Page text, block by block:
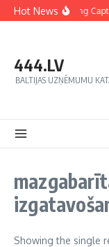
Hot NewsCrafting
444.LV
BALTIJAS UZŅĒMUMU
Showing the single